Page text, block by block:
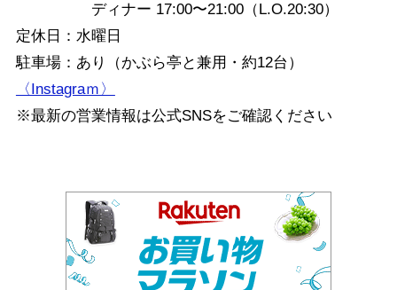
ディナー 17:00〜21:00（L.O.20:30）
定休日：水曜日
駐車場：あり（かぶら亭と兼用・約12台）
〈Instagraｍ〉
※最新の営業情報は公式SNSをご確認ください